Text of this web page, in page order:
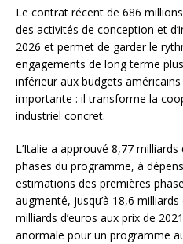
Le contrat récent de 686
des activités de conception et
2026 et permet de garder le
engagements de long terme
inférieur aux budgets
importante : il transforme la
industriel concret.
L’Italie a approuvé 8,77
phases du programme, à
estimations des premières
augmenté, jusqu’à 18,6
milliards d’euros aux prix de
anormale pour un programme